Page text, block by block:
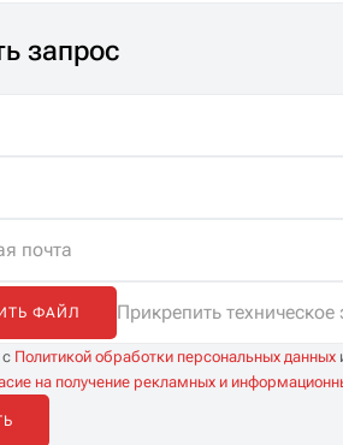
запрос
ФАЙЛ Прикрепить техническое
Политикой обработки персональных данных
на получение рекламных и